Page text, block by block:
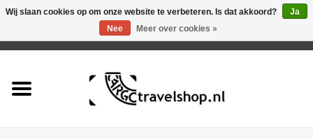
Wij slaan cookies op om onze website te verbeteren. Is dat akkoord?
Ja
Nee
Meer over cookies »